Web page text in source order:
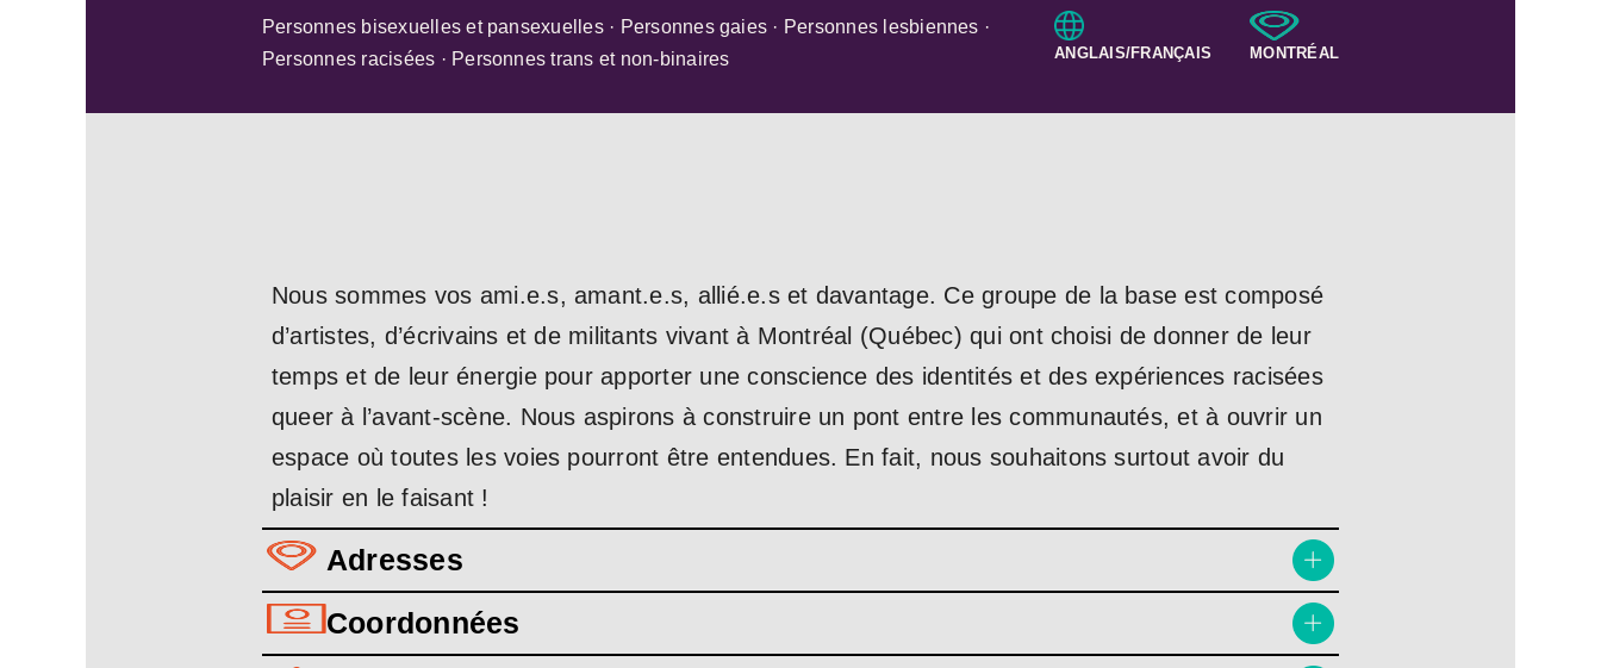
Personnes bisexuelles et pansexuelles · Personnes gaies · Personnes lesbiennes ·
Personnes racisées · Personnes trans et non-binaires
ANGLAIS/FRANÇAIS MONTRÉAL
Nous sommes vos ami.e.s, amant.e.s, allié.e.s et davantage. Ce groupe de la base est composé
d’artistes, d’écrivains et de militants vivant à Montréal (Québec) qui ont choisi de donner de leur
temps et de leur énergie pour apporter une conscience des identités et des expériences racisées
queer à l’avant-scène. Nous aspirons à construire un pont entre les communautés, et à ouvrir un
espace où toutes les voies pourront être entendues. En fait, nous souhaitons surtout avoir du
plaisir en le faisant !
Adresses
Coordonnées